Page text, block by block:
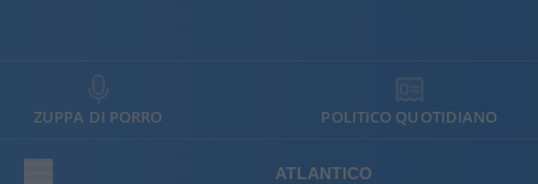
ZUPPA DI PORRO POLITICO QUOTIDIANO
ATLANTICO